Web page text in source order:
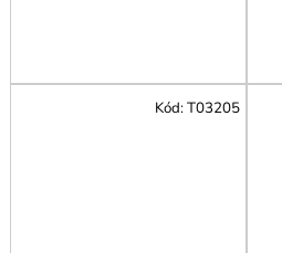
Kód:T03205